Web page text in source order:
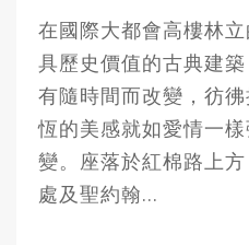
在國際大都會高樓林
具歷史價值的古典建
有隨時間而改變，彷
恆的美感就如愛情一
變。座落於紅棉路上
處及聖約翰...